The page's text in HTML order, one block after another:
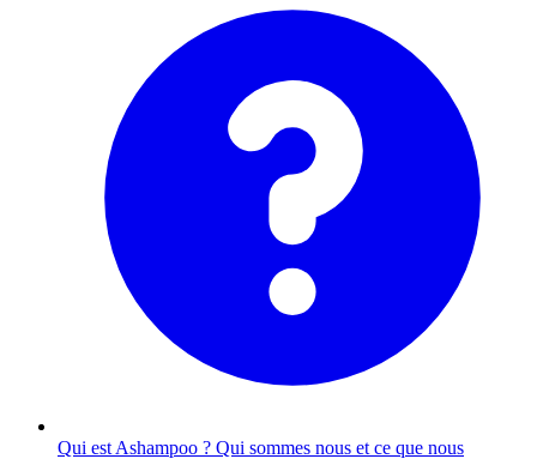
Qui est Ashampoo ? Qui sommes nous et ce que nous